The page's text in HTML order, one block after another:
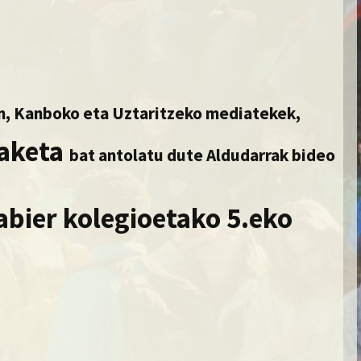
Kanboko eta Uztaritzeko mediatekek,
bat antolatu dute Aldudarrak bideo
kolegioetako 5.eko